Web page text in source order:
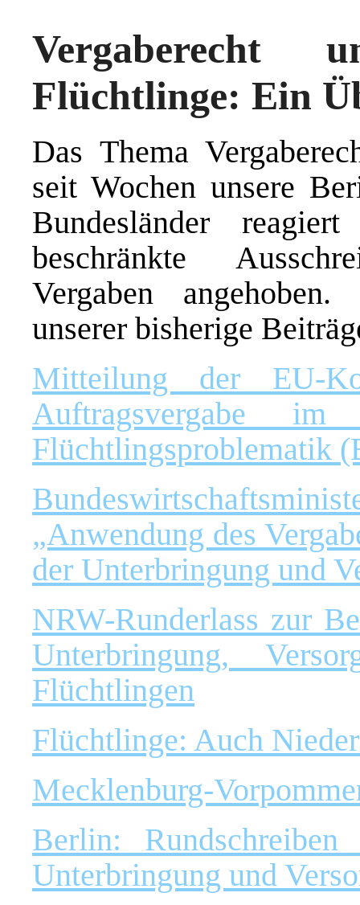
Vergaberecht
Flüchtlinge: Ein
Das Thema
seit Wochen unsere
Bundesländer
beschränkte
Vergaben
unserer bisherige
Mitteilung der EU-
Auftragsvergabe
Flüchtlingsproblematik
„Anwendung des
der Unterbringung und
NRW-Runderlass zur
Unterbringung,
Flüchtlingen
Flüchtlinge: Auch
Mecklenburg-
Berlin:
Unterbringung und